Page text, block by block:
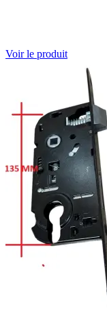
Voir le produit